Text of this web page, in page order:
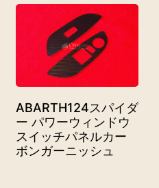
ABARTH124スパイダ
ー パワーウィンドウ
スイッチパネルカー
ボンガーニッシュ